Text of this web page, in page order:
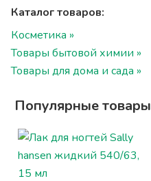
Каталог товаров:
Косметика »
Товары бытовой химии »
Товары для дома и сада »
Популярные товары